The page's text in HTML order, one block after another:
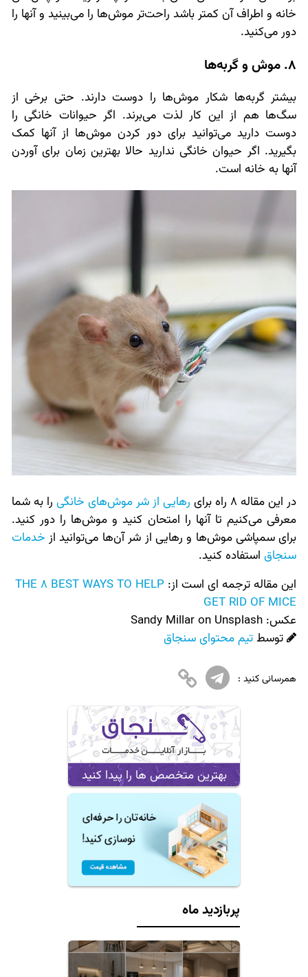
خانه و اطراف آن کمتر باشد راحت‌تر موش‌ها را می‌بینید و آنها را
دور می‌کنید.
8. موش و گربه‌ها
بیشتر گربه‌ها شکار موش‌ها را دوست دارند. حتی برخی از
سگ‌ها هم از این کار لذت می‌برند. اگر حیوانات خانگی را
دوست دارید می‌توانید برای دور کردن موش‌ها از آنها کمک
بگیرید. اگر حیوان خانگی ندارید حالا بهترین زمان برای آوردن
آنها به خانه است.
در این مقاله 8 راه برای رهایی از شر موش‌های خانگی را به شما
معرفی می‌کنیم تا آنها را امتحان کنید و موش‌ها را دور کنید.
برای سمپاشی موش‌ها و رهایی از شر آن‌ها می‌توانید از خدمات
سنجاق استفاده کنید.
این مقاله ترجمه ای است از: THE 8 BEST WAYS TO HELP
GET RID OF MICE
عکس:‌ Sandy Millar on Unsplash
توسطتیم محتوای سنجاق
همرسانی کنید :
بهترین متخصص ها را پیدا کنید
پربازدید ماه